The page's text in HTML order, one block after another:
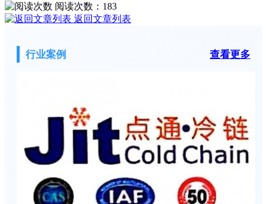
阅读次数： 183
返回文章列表
行业案例 查看更多